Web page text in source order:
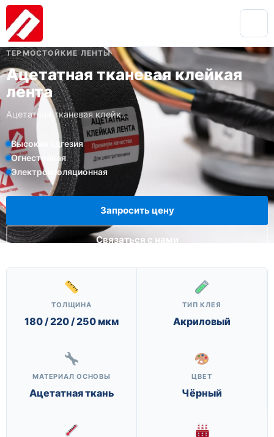
ИЗОЛЯЦИОННЫЕ ЛЕНТЫ / ОДНОСТОРОННИЕ ЛЕНТЫ /
ТЕРМОСТОЙКИЕ ЛЕНТЫ
Ацетатная тканевая клейкая
лента
Ацетатная тканевая клейк...
Высокая адгезия
Огнестойкая
Электроизоляционная
Запросить цену
Связаться с нами
ТОЛЩИНА
180 / 220 / 250 мкм
ТИП КЛЕЯ
Акриловый
МАТЕРИАЛ ОСНОВЫ
Ацетатная ткань
ЦВЕТ
Чёрный